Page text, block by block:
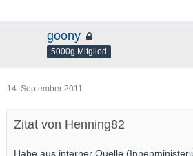
goony
5000g Mitglied
14. September 2011
Zitat von Henning82
Habe aus interner Quelle